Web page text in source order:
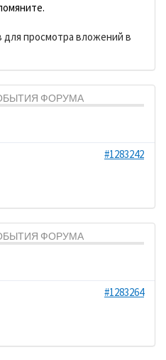
для просмотра вложений в
ФОРУМА
#1283242
ФОРУМА
#1283264